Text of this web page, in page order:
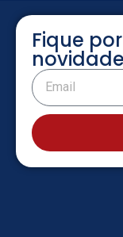
Fique